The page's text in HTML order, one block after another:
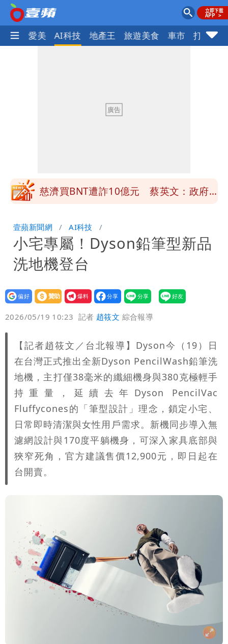
愛美 AI科技 地產王 旅遊美食 車市 打詐
很多謹慎判斷當時未被理解
「慈濟別想躲在受害者3字後面」 她：
聲押？交保？複訊後揭曉
慈濟買BNT遭詐10億元 蔡英文：政府
10.6億顧問費決策過程在哪
壹蘋新聞網 AI科技
小宅專屬！Dyson鉛筆型新品
洗地機登台
設為
贊助
我要
爆料
2026/05/19 10:23 記者 趙筱文 綜合報導
【記者趙筱文／台北報導】Dyson今（19）日
在台灣正式推出全新Dyson PencilWash鉛筆洗
地機，主打僅38毫米的纖細機身與380克極輕手
持重量，延續去年Dyson PencilVac
Fluffycones的「筆型設計」理念，鎖定小宅、
日常即時清潔與女性用戶需求。新機同步導入無
濾網設計與170度平躺機身，可深入家具底部與
狹窄死角，官方建議售價12,900元，即日起在
台開賣。